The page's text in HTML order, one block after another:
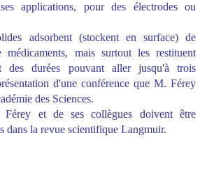
applications, pour des électrodes ou
adsorbent (stockent en surface) de
médicaments, mais surtout les restituent
des durées pouvant aller jusqu'à trois
d'une conférence que M. Férey
des Sciences.
et de ses collègues doivent être
dans la revue scientifique Langmuir.